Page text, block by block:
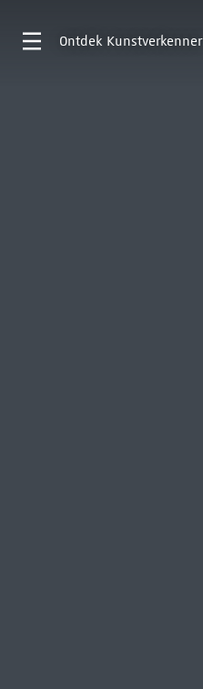
Ontdek Kunstverkenner